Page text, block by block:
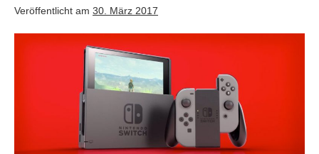
Veröffentlicht am 30. März 2017